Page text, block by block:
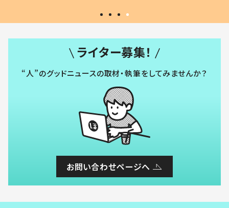
ライター募集！
“人”のグッドニュースの取材・執筆をしてみませんか？
お問い合わせページへ